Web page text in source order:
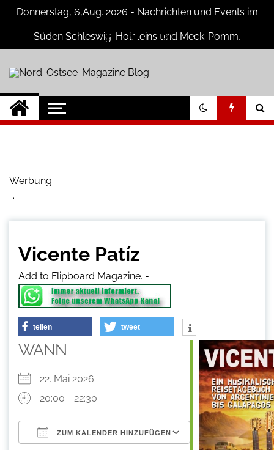
SkipDonnerstag, 6,Aug. 2026 - Nachrichten und Events im
Süden Schleswig-Holsteins und Meck-Pomm,
Nord-Ostsee-
Magazine Blog
Der Blog der Nord-Ostsee Magazine
Werbung
...
Vicente Patíz
Add to Flipboard Magazine. -
teilen tweet
WANN
22. Mai 2026
20:00 - 22:30
ZUM KALENDER HINZUFÜGEN